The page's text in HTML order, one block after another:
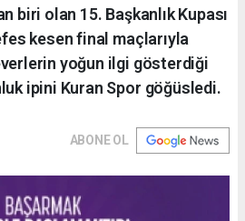
biri olan 15. Başkanlık Kupası
kesen final maçlarıyla
yoğun ilgi gösterdiği
ipini Kuran Spor göğüsledi.
ABONE OL